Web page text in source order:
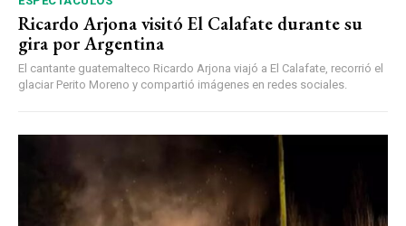
Ricardo Arjona visitó El Calafate durante su
gira por Argentina
El cantante guatemalteco Ricardo Arjona viajó a El Calafate, recorrió el
glaciar Perito Moreno y compartió imágenes en redes sociales.